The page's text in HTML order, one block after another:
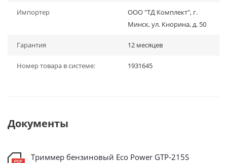
Импортер
ООО "ТД Комплект", г.
Минск, ул. Кнорина, д. 50
Гарантия 12 месяцев
Номер товара в системе: 1931645
Документы
Триммер бензиновый Eco Power GTP-215S